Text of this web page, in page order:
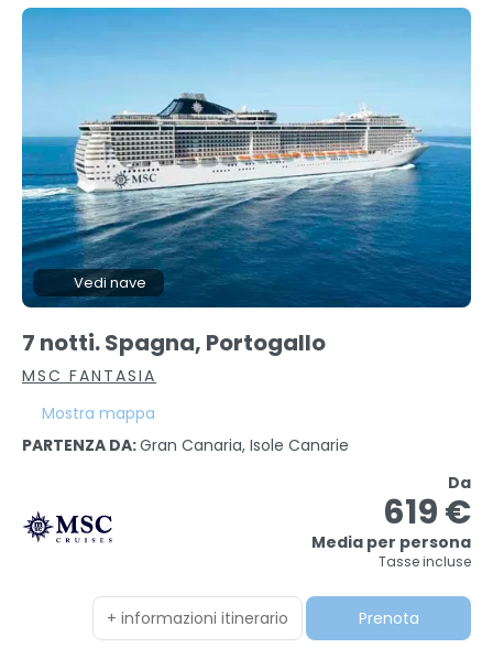
Vedi nave
7 notti. Spagna, Portogallo
MSC FANTASIA
Mostra mappa
PARTENZA DA:Gran Canaria, Isole Canarie
Da
619 €
Media per persona
Tasse incluse
+ informazioni itinerario Prenota